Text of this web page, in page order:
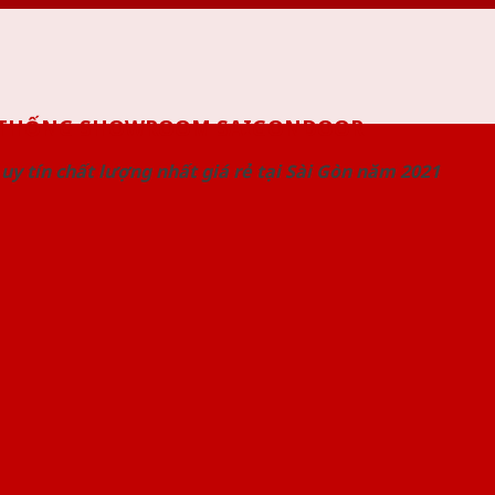
SHOWROOM SAIGONDOOR
tín chất lượng nhất giá rẻ tại Sài Gòn năm 2021